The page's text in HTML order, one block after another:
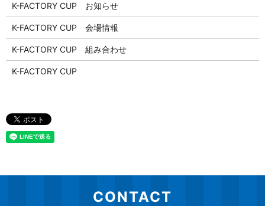
K-FACTORY CUP お知らせ
K-FACTORY CUP 会場情報
K-FACTORY CUP 組み合わせ
K-FACTORY CUP
CONTACT